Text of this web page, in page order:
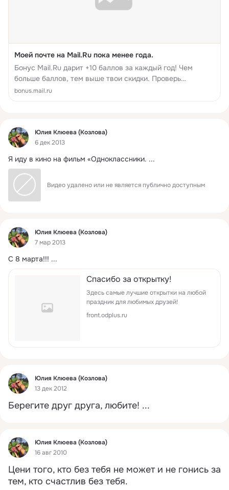
Моей почте на Mail.Ru пока менее года.
Бонус Mail.Ru дарит +10 баллов за каждый год! Чем
больше баллов, тем выше твои скидки. Проверь
эксклюзивные скидки на Бонус Mail.Ru
bonus.mail.ru
Фид
Юлия Клюева (Козлова)
6 дек 2013
Я иду в кино на фильм «Одноклассники. ...
Видео удалено или не является публично доступным
Фид
Юлия Клюева (Козлова)
7 мар 2013
C 8 марта!!! ...
Спасибо за открытку!
Здесь самые лучшие открытки на любой
праздник для любимых друзей!
front.odplus.ru
Фид
Юлия Клюева (Козлова)
13 дек 2012
Берегите друг друга, любите! ...
Фид
Юлия Клюева (Козлова)
16 авг 2010
Цени того, кто без тебя не может и не гонись за
тем, кто счастлив без тебя.